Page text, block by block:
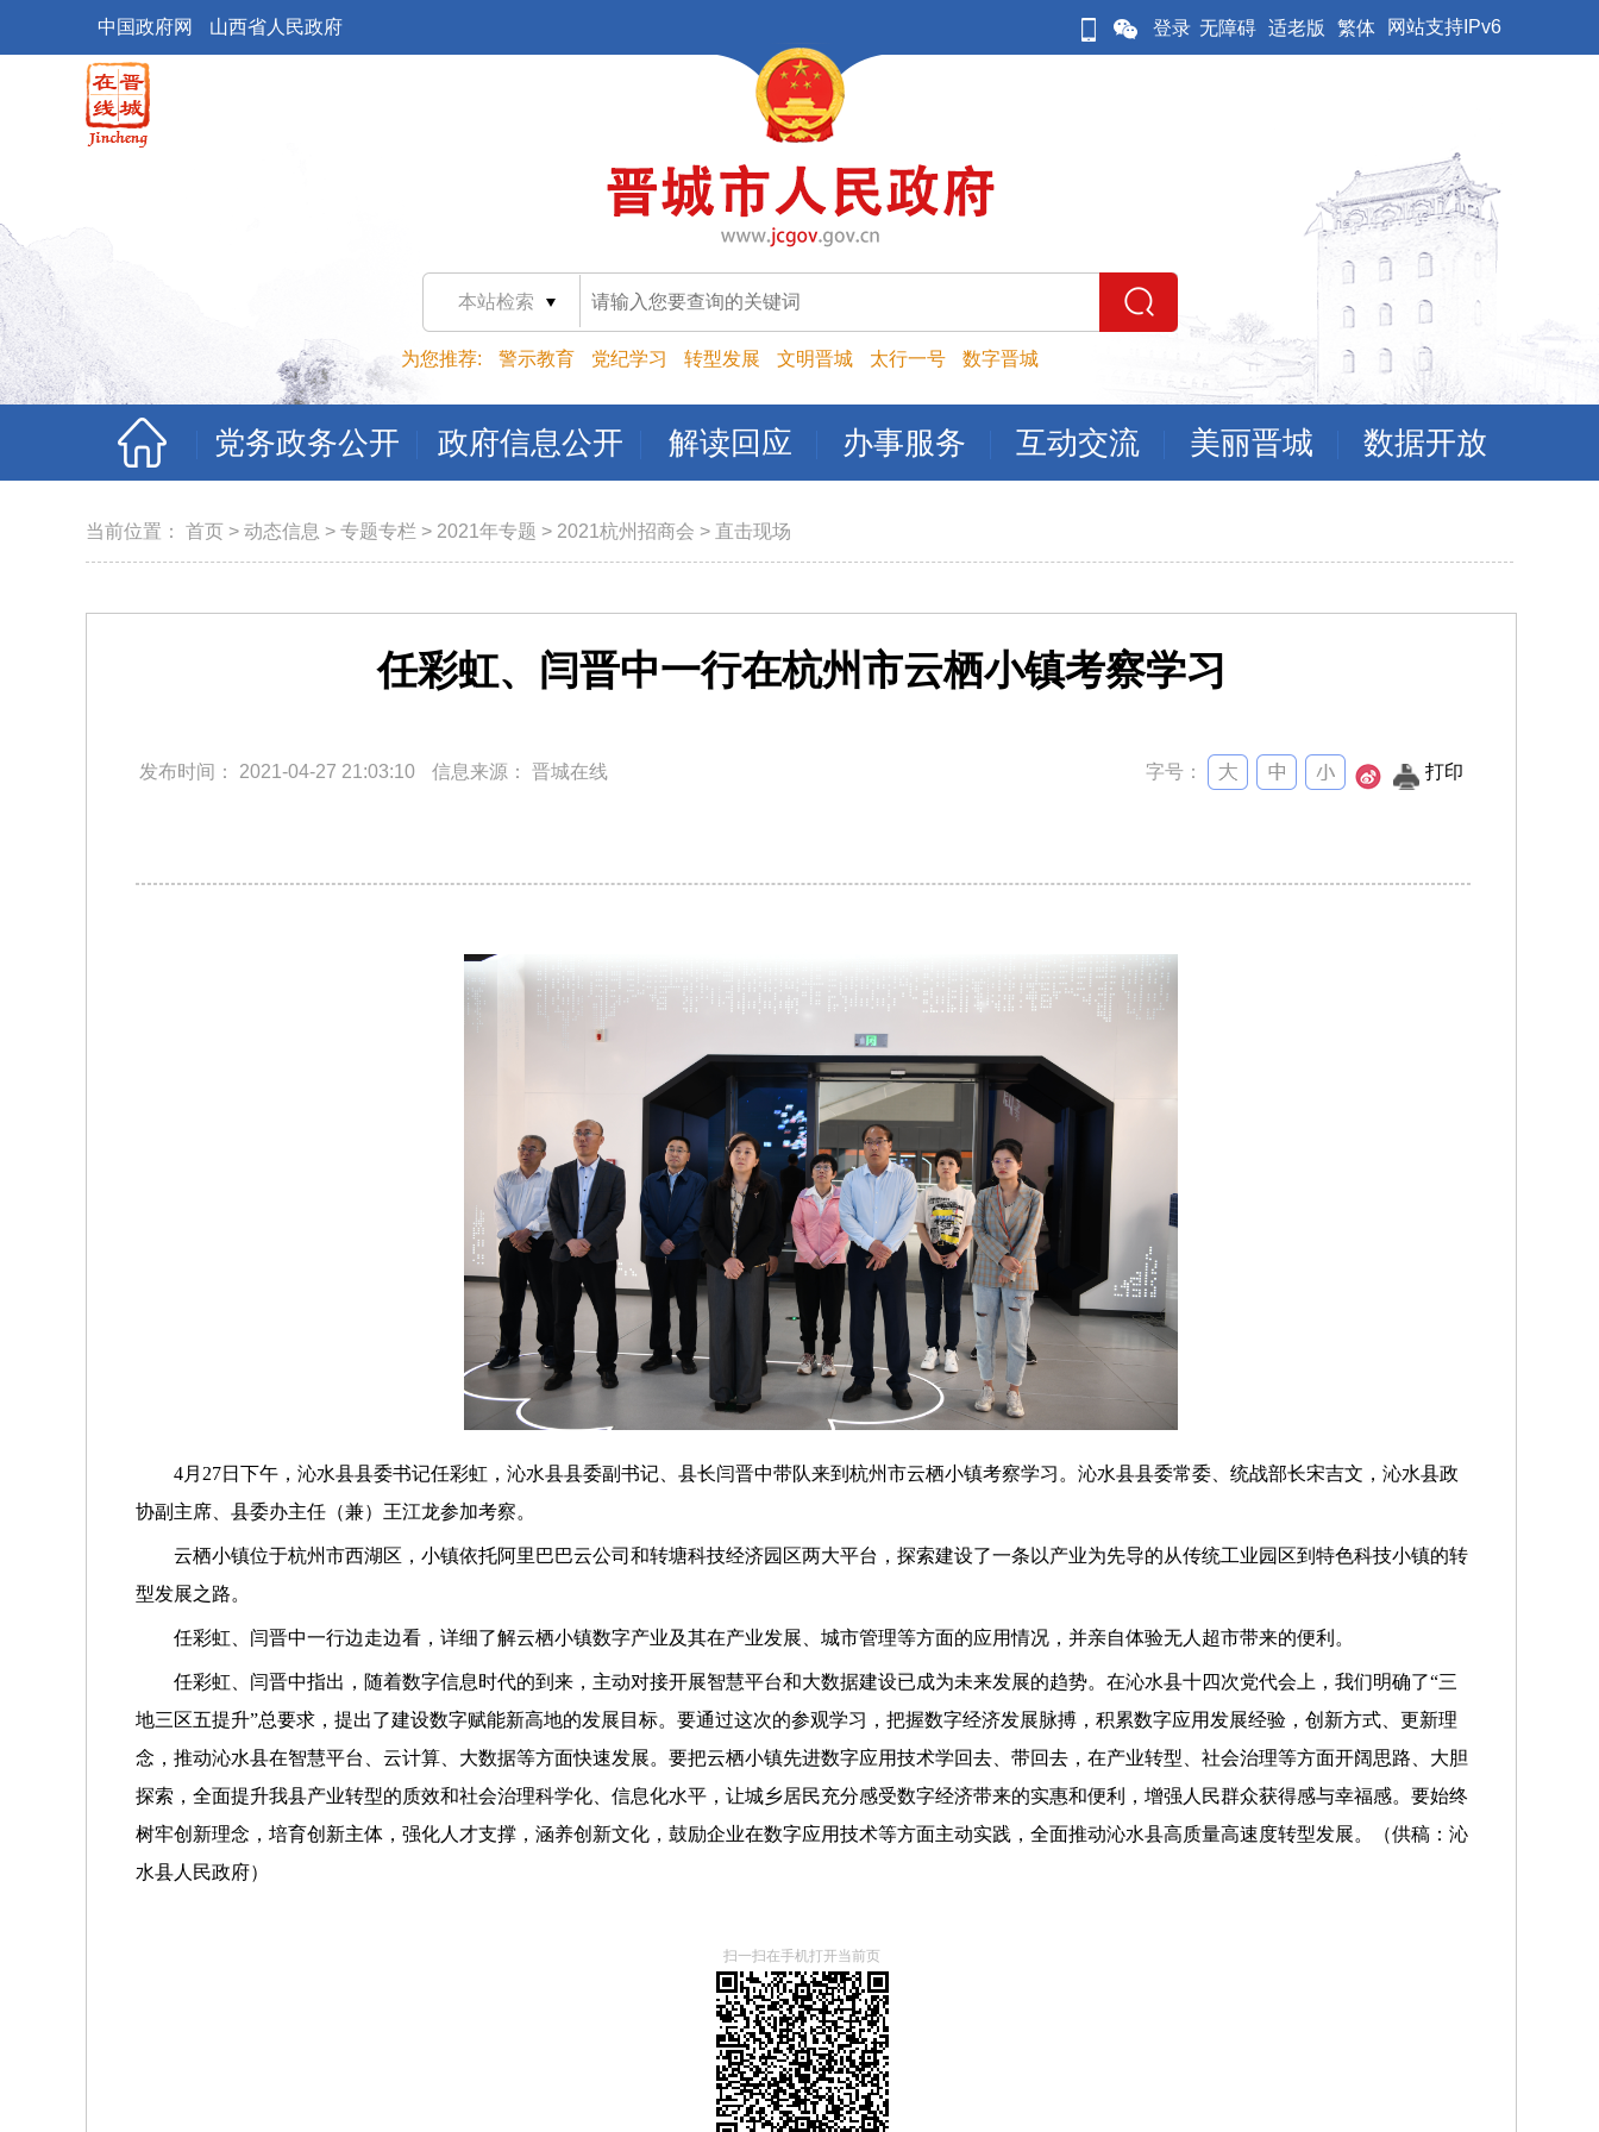
中国政府网 山西省人民政府 登录 无障碍 适老版 繁体 网站支持IPv6
本站检索
为您推荐: 警示教育 党纪学习 转型发展 文明晋城 太行一号 数字晋城
党务政务公开 政府信息公开 解读回应 办事服务 互动交流 美丽晋城 数据开放
当前位置： 首页 > 动态信息 > 专题专栏 > 2021年专题 > 2021杭州招商会 > 直击现场
任彩虹、闫晋中一行在杭州市云栖小镇考察学习
发布时间： 2021-04-27 21:03:10 信息来源： 晋城在线 字号： 打印
4月27日下午， 沁水县县委书记任彩虹， 沁水县县委副书记、县长闫晋中带队来到杭州市云栖小镇考察学习。 沁水县县委常委、统战部长宋吉文， 沁水县政
协副主席、县委办主任（兼）王江龙参加考察。
云栖小镇位于杭州市西湖区，小镇依托阿里巴巴云公司和转塘科技经济园区两大平台，探索建设了一条以产业为先导的从传统工业园区到特色科技小镇的转
型发展之路。
任彩虹、闫晋中一行边走边看，详细了解云栖小镇数字产业及其在产业发展、城市管理等方面的应用情况，并亲自体验无人超市带来的便利。
任彩虹、闫晋中指出，随着数字信息时代的到来，主动对接开展智慧平台和大数据建设已成为未来发展的趋势。在沁水县十四次党代会上，我们明确了“三
地三区五提升”总要求，提出了建设数字赋能新高地的发展目标。要通过这次的参观学习，把握数字经济发展脉搏，积累数字应用发展经验，创新方式、更新理
念，推动沁水县在智慧平台、云计算、大数据等方面快速发展。要把云栖小镇先进数字应用技术学回去、带回去，在产业转型、社会治理等方面开阔思路、大胆
探索，全面提升我县产业转型的质效和社会治理科学化、信息化水平，让城乡居民充分感受数字经济带来的实惠和便利，增强人民群众获得感与幸福感。要始终
树牢创新理念，培育创新主体，强化人才支撑，涵养创新文化，鼓励企业在数字应用技术等方面主动实践，全面推动沁水县高质量高速度转型发展。（供稿： 沁
水县人民政府）
扫一扫在手机打开当前页